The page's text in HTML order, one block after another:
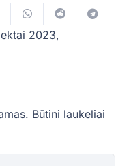
2023,
Būtini laukeliai